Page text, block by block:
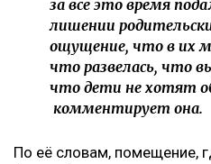
за все это время
лишении
ощущение, что в их
что развелась, что
что дети не хотят
комментирует она.
По её словам, помещение,